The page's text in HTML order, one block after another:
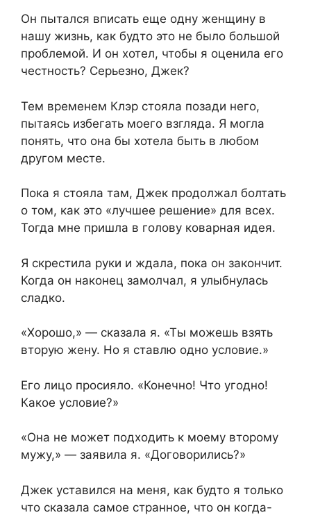
Он пытался вписать еще одну женщину в
нашу жизнь, как будто это не было большой
проблемой. И он хотел, чтобы я оценила его
честность? Серьезно, Джек?
Тем временем Клэр стояла позади него,
пытаясь избегать моего взгляда. Я могла
понять, что она бы хотела быть в любом
другом месте.
Пока я стояла там, Джек продолжал болтать
о том, как это «лучшее решение» для всех.
Тогда мне пришла в голову коварная идея.
Я скрестила руки и ждала, пока он закончит.
Когда он наконец замолчал, я улыбнулась
сладко.
«Хорошо,» — сказала я. «Ты можешь взять
вторую жену. Но я ставлю одно условие.»
Его лицо просияло. «Конечно! Что угодно!
Какое условие?»
«Она не может подходить к моему второму
мужу,» — заявила я. «Договорились?»
Джек уставился на меня, как будто я только
что сказала самое странное, что он когда-